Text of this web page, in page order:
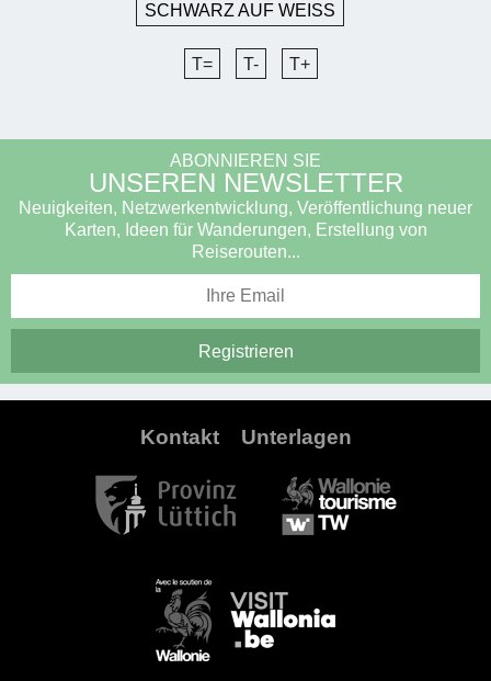
SCHWARZ AUF WEISS
T= T- T+
ABONNIEREN SIE
UNSEREN NEWSLETTER
Neuigkeiten, Netzwerkentwicklung, Veröffentlichung neuer
Karten, Ideen für Wanderungen, Erstellung von
Reiserouten...
Kontakt Unterlagen